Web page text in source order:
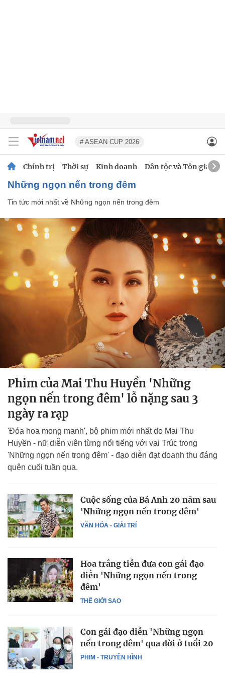
# ASEAN CUP 2026
Chính trị Thời sự Kinh doanh Dân tộc và Tôn giáo
Những ngọn nến trong đêm
Tin tức mới nhất về Những ngọn nến trong đêm
Phim của Mai Thu Huyền 'Những
ngọn nến trong đêm' lỗ nặng sau 3
ngày ra rạp
'Đóa hoa mong manh', bộ phim mới nhất do Mai Thu
Huyền - nữ diễn viên từng nổi tiếng với vai Trúc trong
'Những ngọn nến trong đêm' - đạo diễn đạt doanh thu đáng
quên cuối tuần qua.
VĂN HÓA - GIẢI TRÍ
Cuộc sống của Bá Anh 20 năm sau
'Những ngọn nến trong đêm'
THẾ GIỚI SAO
Hoa trắng tiễn đưa con gái đạo
diễn 'Những ngọn nến trong
đêm'
PHIM - TRUYỀN HÌNH
Con gái đạo diễn 'Những ngọn
nến trong đêm' qua đời ở tuổi 20